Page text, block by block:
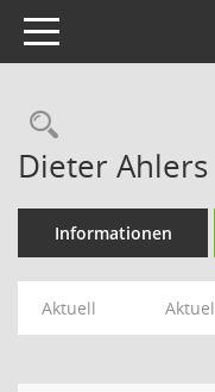
Toggle navigation
Dieter Ahlers
Informationen
Aktuell